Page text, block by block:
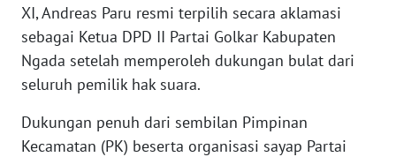
XI, Andreas Paru resmi terpilih secara aklamasi
sebagai Ketua DPD II Partai Golkar Kabupaten
Ngada setelah memperoleh dukungan bulat dari
seluruh pemilik hak suara.
Dukungan penuh dari sembilan Pimpinan
Kecamatan (PK) beserta organisasi sayap Partai
REDAKSI
KARIR
DISCLAIMER